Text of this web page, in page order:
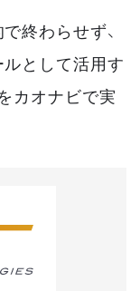
終わらせず、
として活用す
カオナビで実